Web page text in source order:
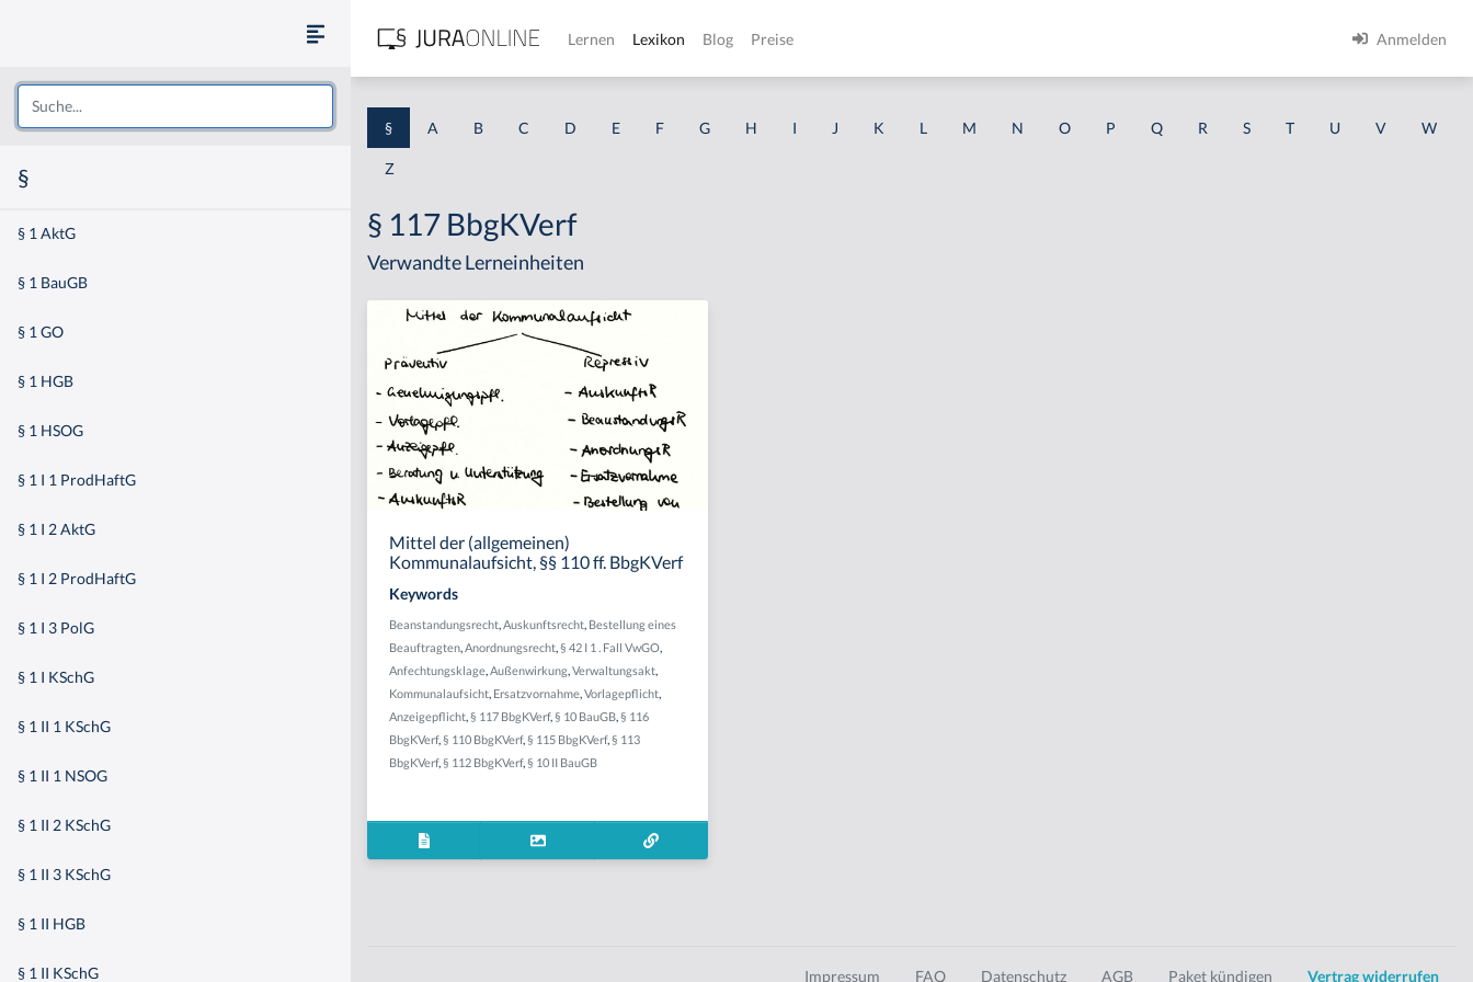
§
§ 1 AktG
§ 1 BauGB
§ 1 GO
§ 1 HGB
§ 1 HSOG
§ 1 I 1 ProdHaftG
§ 1 I 2 AktG
§ 1 I 2 ProdHaftG
§ 1 I 3 PolG
§ 1 I KSchG
§ 1 II 1 KSchG
§ 1 II 1 NSOG
§ 1 II 2 KSchG
§ 1 II 3 KSchG
§ 1 II HGB
§ 1 II KSchG
Lernen Lexikon Blog Preise Anmelden
§ A B C D E F G H I J K L M N O P Q R S T U V W
Z
§ 117 BbgKVerf
Verwandte Lerneinheiten
Mittel der (allgemeinen)
Kommunalaufsicht, §§ 110 ff. BbgKVerf
Keywords
Beanstandungsrecht,Auskunftsrecht, Bestellung eines
Beauftragten,Anordnungsrecht,§ 42 I 1 . Fall VwGO,
Anfechtungsklage,Außenwirkung,Verwaltungsakt,
Kommunalaufsicht, Ersatzvornahme,Vorlagepflicht,
Anzeigepflicht,§ 117 BbgKVerf,§ 10 BauGB,§ 116
BbgKVerf,§ 110 BbgKVerf,§ 115 BbgKVerf,§ 113
BbgKVerf,§ 112 BbgKVerf,§ 10 II BauGB
Impressum FAQ Datenschutz AGB Paket kündigen Vertrag widerrufen